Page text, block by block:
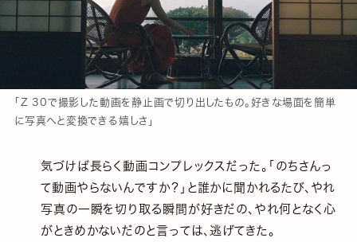
「Z 30で撮影した動画を静止画で切り出したもの。好きな場面を簡単
に写真へと変換できる嬉しさ」
気づけば長らく動画コンプレックスだった。「のちさんっ
て動画やらないんですか？」と誰かに聞かれるたび、やれ
写真の一瞬を切り取る瞬間が好きだの、やれ何となく心
がときめかないだのと言っては、逃げてきた。